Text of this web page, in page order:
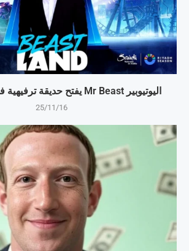
اليوتيوبير Mr Beast يفتح حديقة ترفيهية في بلد… مفاجئ
25/11/16